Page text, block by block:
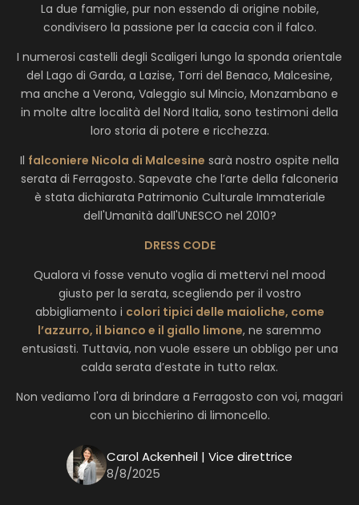
La due famiglie, pur non essendo di origine nobile,
condivisero la passione per la caccia con il falco.
I numerosi castelli degli Scaligeri lungo la sponda orientale
del Lago di Garda, a Lazise, Torri del Benaco, Malcesine,
ma anche a Verona, Valeggio sul Mincio, Monzambano e
in molte altre località del Nord Italia, sono testimoni della
loro storia di potere e ricchezza.
Il falconiere Nicola di Malcesine sarà nostro ospite nella
serata di Ferragosto. Sapevate che l’arte della falconeria
è stata dichiarata Patrimonio Culturale Immateriale
dell'Umanità dall'UNESCO nel 2010?
DRESS CODE
Qualora vi fosse venuto voglia di mettervi nel mood
giusto per la serata, scegliendo per il vostro
abbigliamento i colori tipici delle maioliche, come
l’azzurro, il bianco e il giallo limone, ne saremmo
entusiasti. Tuttavia, non vuole essere un obbligo per una
calda serata d’estate in tutto relax.
Non vediamo l'ora di brindare a Ferragosto con voi, magari
con un bicchierino di limoncello.
Carol Ackenheil | Vice direttrice
8/8/2025